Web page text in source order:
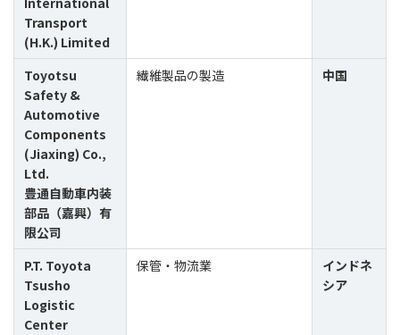
Transport
(H.K.) Limited
Toyotsu
Safety &
Automotive
Components
(Jiaxing) Co.,
Ltd.
豊通自動車内装
部品（嘉興）有
限公司
繊維製品の製造 中国
P.T. Toyota
Tsusho
Logistic
Center
保管・物流業
インドネ
シア